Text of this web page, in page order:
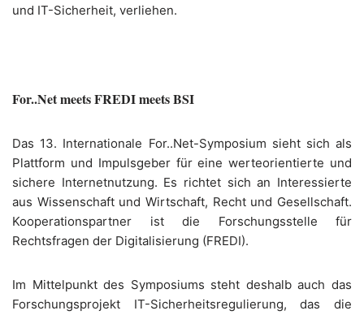
und IT-Sicherheit, verliehen.
For..Net meets FREDI meets BSI
Das 13. Internationale For..Net-Symposium sieht sich als
Plattform und Impulsgeber für eine werteorientierte und
sichere Internetnutzung. Es richtet sich an Interessierte
aus Wissenschaft und Wirtschaft, Recht und Gesellschaft.
Kooperationspartner ist die Forschungsstelle für
Rechtsfragen der Digitalisierung (FREDI).
Im Mittelpunkt des Symposiums steht deshalb auch das
Forschungsprojekt IT-Sicherheitsregulierung, das die